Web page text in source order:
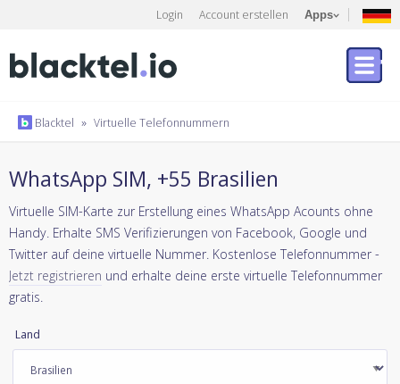
Login Account erstellen Apps
Blacktel » Virtuelle Telefonnummern
WhatsApp SIM, +55 Brasilien
Virtuelle SIM-Karte zur Erstellung eines WhatsApp Acounts ohne
Handy. Erhalte SMS Verifizierungen von Facebook, Google und
Twitter auf deine virtuelle Nummer. Kostenlose Telefonnummer -
Jetzt registrieren und erhalte deine erste virtuelle Telefonnummer
gratis.
Land